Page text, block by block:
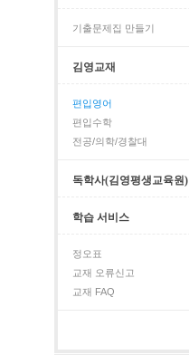
기출문제집 만들기
김영교재
편입영어
편입수학
전공/의학/경찰대
독학사(김영평생교육원)
학습 서비스
정오표
교재 오류신고
교재 FAQ